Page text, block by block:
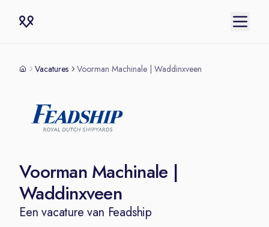
Vacatures Voorman Machinale | Waddinxveen
Voorman Machinale |
Waddinxveen
Een vacature van Feadship